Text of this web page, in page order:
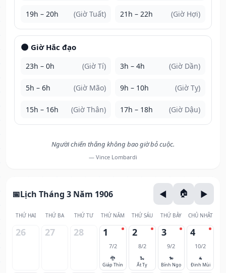
19h – 20h (Giờ Tuất) 21h – 22h (Giờ Hợi)
🌑 Giờ Hắc đạo
23h – 0h (Giờ Tí) 3h – 4h (Giờ Dần)
5h – 6h (Giờ Mão) 9h – 10h (Giờ Tỵ)
15h – 16h (Giờ Thân) 17h – 18h (Giờ Dậu)
Người chiến thắng không bao giờ bỏ cuộc.
— Vince Lombardi
Lịch Tháng 3 Năm 1906
THỨ HAI THỨ BA THỨ TƯ THỨ NĂM THỨ SÁU THỨ BẢY CHỦ NHẬT
26 27 28 1
7/2
🐉
Giáp Thìn
2
8/2
🐍
Ất Tỵ
3
9/2
🐎
Bính Ngọ
4
10/2
🐐
Đinh Mùi